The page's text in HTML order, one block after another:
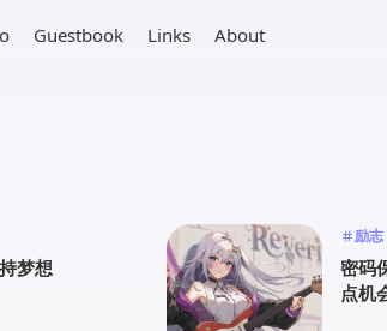
Guestbook Links About
梦想
励志
密码
点机